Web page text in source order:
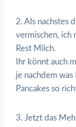
2. Als nachstes
vermischen, ich
Rest Milch.
Ihr könnt auch
je nachdem
Pancakes so
3. Jetzt das